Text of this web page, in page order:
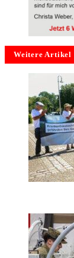
Weitere Artikel